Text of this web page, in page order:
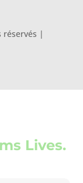
réservés |
Lives.